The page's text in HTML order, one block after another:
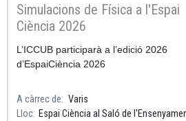
Simulacions de Física a l'Espai
Ciència 2026
L’ICCUB participarà a l’edició 2026
d’EspaiCiència 2026
A càrrec de
Varis
Lloc Espai Ciència al Saló de